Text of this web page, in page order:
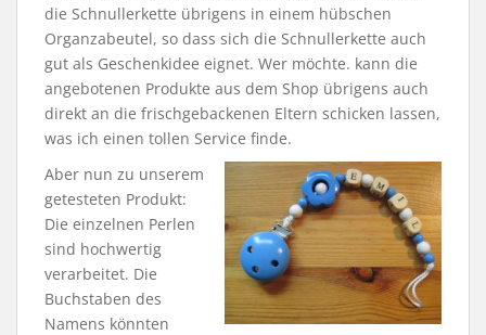
die Schnullerkette übrigens in einem hübschen
Organzabeutel, so dass sich die Schnullerkette auch
gut als Geschenkidee eignet. Wer möchte. kann die
angebotenen Produkte aus dem Shop übrigens auch
direkt an die frischgebackenen Eltern schicken lassen,
was ich einen tollen Service finde.
Aber nun zu unserem
getesteten Produkt:
Die einzelnen Perlen
sind hochwertig
verarbeitet. Die
Buchstaben des
Namens könnten